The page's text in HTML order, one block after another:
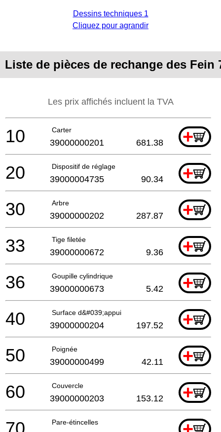
Dessins techniques 1
Cliquez pour agrandir
Liste de pièces de rechange des Fein
Les prix affichés incluent la TVA
Carter +
10 39000000201 681.38
Dispositif de réglage +
20 39000004735 90.34
Arbre +
30 39000000202 287.87
Tige filetée +
33 39000000672 9.36
Goupille cylindrique +
36 39000000673 5.42
Surface d&#039;appui +
40 39000000204 197.52
Poignée +
50 39000000499 42.11
Couvercle +
60 39000000203 153.12
Pare-étincelles